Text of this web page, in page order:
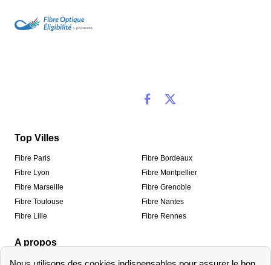
Top Villes
Fibre Paris
Fibre Lyon
Fibre Marseille
Fibre Toulouse
Fibre Lille
Fibre Bordeaux
Fibre Montpellier
Fibre Grenoble
Fibre Nantes
Fibre Rennes
A propos
Qui sommes-nous ? Mentions légales